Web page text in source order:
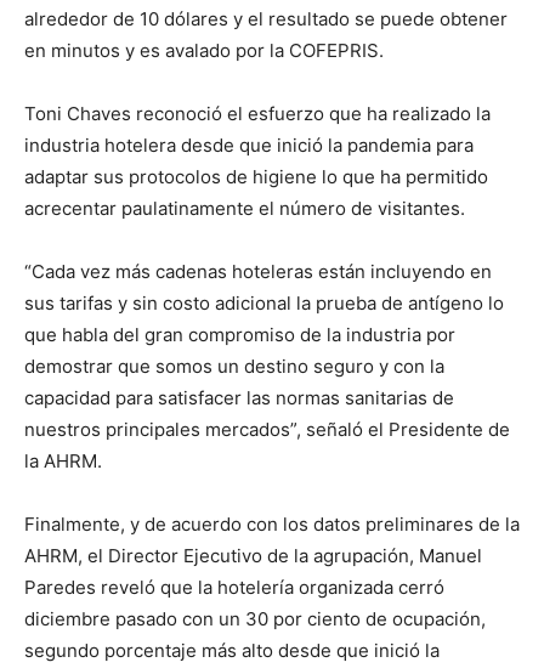
alrededor de 10 dólares y el resultado se puede obtener
en minutos y es avalado por la COFEPRIS.
Toni Chaves reconoció el esfuerzo que ha realizado la
industria hotelera desde que inició la pandemia para
adaptar sus protocolos de higiene lo que ha permitido
acrecentar paulatinamente el número de visitantes.
“Cada vez más cadenas hoteleras están incluyendo en
sus tarifas y sin costo adicional la prueba de antígeno lo
que habla del gran compromiso de la industria por
demostrar que somos un destino seguro y con la
capacidad para satisfacer las normas sanitarias de
nuestros principales mercados”, señaló el Presidente de
la AHRM.
Finalmente, y de acuerdo con los datos preliminares de la
AHRM, el Director Ejecutivo de la agrupación, Manuel
Paredes reveló que la hotelería organizada cerró
diciembre pasado con un 30 por ciento de ocupación,
segundo porcentaje más alto desde que inició la